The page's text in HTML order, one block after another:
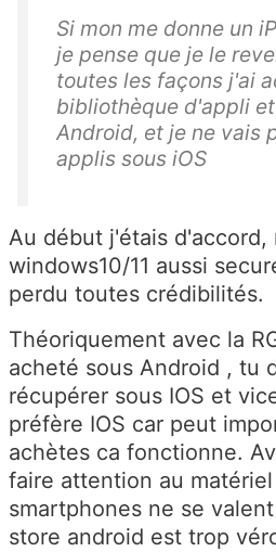
Si mon me donne un
je pense que je le
toutes les façons j'ai
bibliothèque d'appli
Android, et je ne vais
applis sous iOS
Au début j'étais d'accord,
windows10/11 aussi
perdu toutes crédibilités.
Théoriquement avec la
acheté sous Android , tu
récupérer sous IOS et
préfère IOS car peut
achètes ca fonctionne.
faire attention au
smartphones ne se
store android est trop